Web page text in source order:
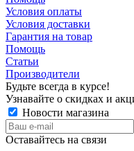
Условия оплаты
Условия доставки
Гарантия на товар
Помощь
Статьи
Производители
Будьте всегда в курсе!
Узнавайте о скидках и
Новости магазина
Оставайтесь на связи